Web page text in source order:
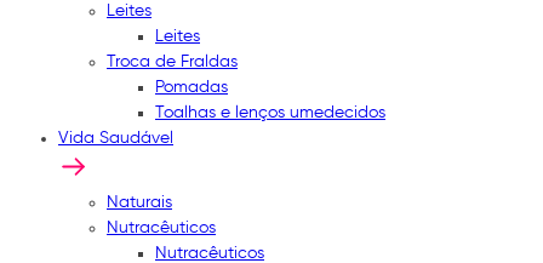
Leites
Leites
Troca de Fraldas
Pomadas
Toalhas e lenços umedecidos
Vida Saudável
Naturais
Nutracêuticos
Nutracêuticos